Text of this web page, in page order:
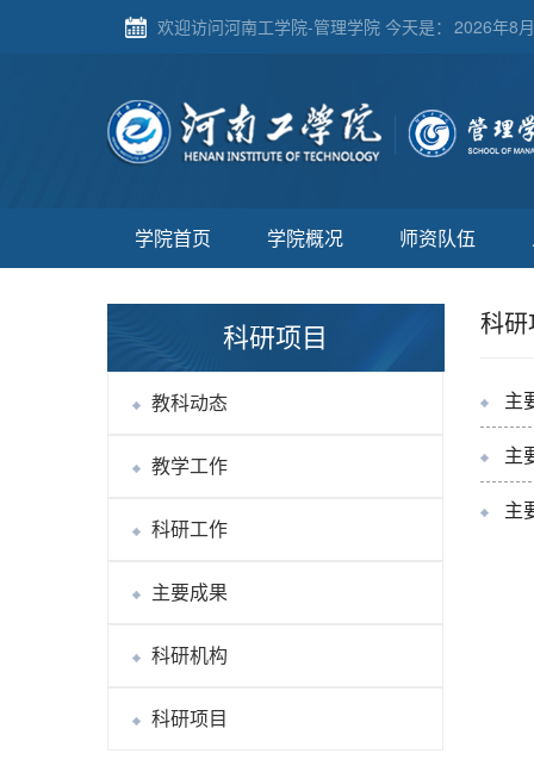
欢迎访问河南工学院-管理学院 今天是： 2026年8
学院首页 学院概况 师资队伍
科研项目
教科动态
教学工作
科研工作
主要成果
科研机构
科研项目
科
主
主
主